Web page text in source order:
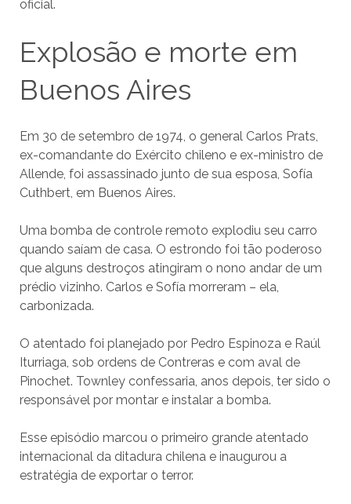
oficial.
Explosão e morte em
Buenos Aires
Em 30 de setembro de 1974, o general Carlos Prats,
ex-comandante do Exército chileno e ex-ministro de
Allende, foi assassinado junto de sua esposa, Sofía
Cuthbert, em Buenos Aires.
Uma bomba de controle remoto explodiu seu carro
quando saíam de casa. O estrondo foi tão poderoso
que alguns destroços atingiram o nono andar de um
prédio vizinho. Carlos e Sofía morreram – ela,
carbonizada.
O atentado foi planejado por Pedro Espinoza e Raúl
Iturriaga, sob ordens de Contreras e com aval de
Pinochet. Townley confessaria, anos depois, ter sido o
responsável por montar e instalar a bomba.
Esse episódio marcou o primeiro grande atentado
internacional da ditadura chilena e inaugurou a
estratégia de exportar o terror.